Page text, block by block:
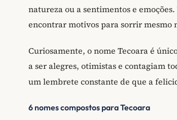
natureza ou a sentimentos e
encontrar motivos para sorrir mesmo
Curiosamente, o nome Tecoara é
a ser alegres, otimistas e contagiam
um lembrete constante de que a
6 nomes compostos para Tecoara